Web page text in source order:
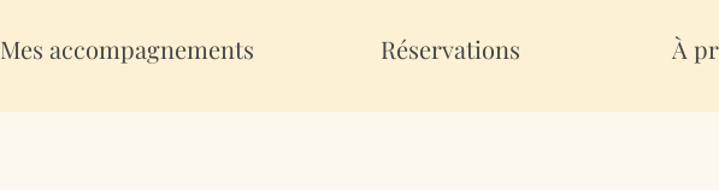
Mes accompagnements Réservations À